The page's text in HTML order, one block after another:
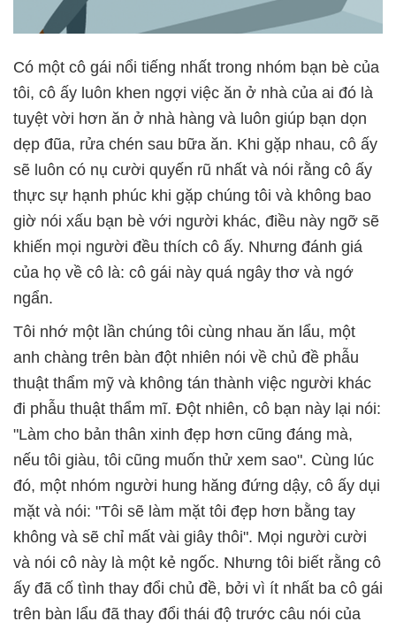
Có một cô gái nổi tiếng nhất trong nhóm bạn bè của
tôi, cô ấy luôn khen ngợi việc ăn ở nhà của ai đó là
tuyệt vời hơn ăn ở nhà hàng và luôn giúp bạn dọn
dẹp đũa, rửa chén sau bữa ăn. Khi gặp nhau, cô ấy
sẽ luôn có nụ cười quyến rũ nhất và nói rằng cô ấy
thực sự hạnh phúc khi gặp chúng tôi và không bao
giờ nói xấu bạn bè với người khác, điều này ngỡ sẽ
khiến mọi người đều thích cô ấy. Nhưng đánh giá
của họ về cô là: cô gái này quá ngây thơ và ngớ
ngẩn.
Tôi nhớ một lần chúng tôi cùng nhau ăn lẩu, một
anh chàng trên bàn đột nhiên nói về chủ đề phẫu
thuật thẩm mỹ và không tán thành việc người khác
đi phẫu thuật thẩm mĩ. Đột nhiên, cô bạn này lại nói:
"Làm cho bản thân xinh đẹp hơn cũng đáng mà,
nếu tôi giàu, tôi cũng muốn thử xem sao". Cùng lúc
đó, một nhóm người hung hăng đứng dậy, cô ấy dụi
mặt và nói: "Tôi sẽ làm mặt tôi đẹp hơn bằng tay
không và sẽ chỉ mất vài giây thôi". Mọi người cười
và nói cô này là một kẻ ngốc. Nhưng tôi biết rằng cô
ấy đã cố tình thay đổi chủ đề, bởi vì ít nhất ba cô gái
trên bàn lẩu đã thay đổi thái độ trước câu nói của